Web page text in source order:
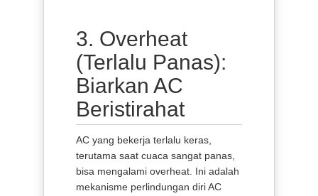
3. Overheat
(Terlalu Panas):
Biarkan AC
Beristirahat
AC yang bekerja terlalu keras,
terutama saat cuaca sangat panas,
bisa mengalami overheat. Ini adalah
mekanisme perlindungan diri AC